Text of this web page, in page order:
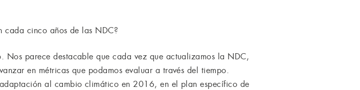
cada cinco años de las NDC?
parece destacable que cada vez que actualizamos la NDC,
en métricas que podamos evaluar a través del tiempo.
al cambio climático en 2016, en el plan específico de